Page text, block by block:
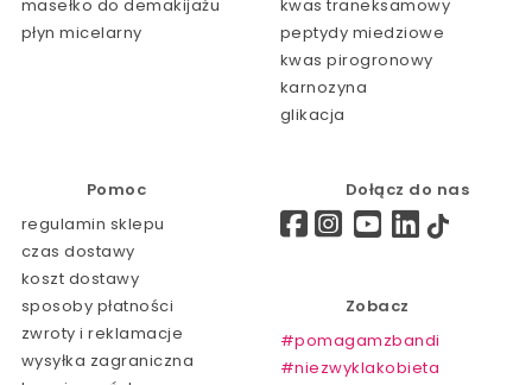
masełko do demakijażu
płyn micelarny
kwas traneksamowy
peptydy miedziowe
kwas pirogronowy
karnozyna
glikacja
Pomoc
regulamin sklepu
czas dostawy
koszt dostawy
sposoby płatności
zwroty i reklamacje
wysyłka zagraniczna
Dołącz do nas
Zobacz
#pomagamzbandi
#niezwyklakobieta